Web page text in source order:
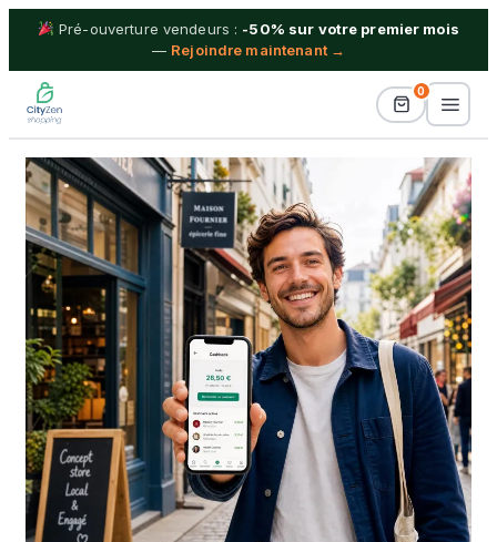
Pré-ouverture vendeurs : -50% sur votre premier mois
— Rejoindre maintenant →
0
Billetterie
Idées Cadeaux
Proximité
Séjours & Vacances
Shopping
Boutiques
Blog